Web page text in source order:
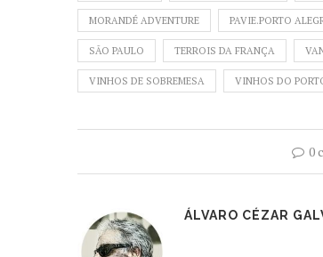
MORANDÉ ADVENTURE PAVIE.PORTO
SÃO PAULO TERROIS DA FRANÇA
VINHOS DE SOBREMESA VINHOS DO
0
ÁLVARO CÉZAR